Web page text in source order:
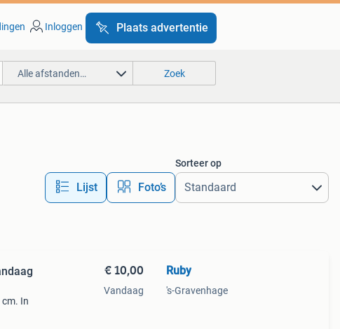
Inloggen Plaats advertentie
Alle afstanden… Zoek
Lijst Foto’s
Sorteer op
cm. In
€ 10,00
Vandaag
Ruby
's-Gravenhage